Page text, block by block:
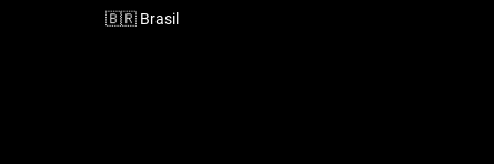
🇧🇷 Brasil